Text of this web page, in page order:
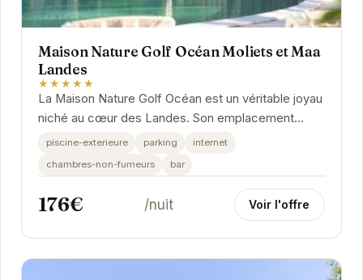
Maison Nature Golf Océan Moliets et Maa
Landes
★★★★★
La Maison Nature Golf Océan est un véritable joyau
niché au cœur des Landes. Son emplacement
privilégié, à proximité des plages et du golf,...
piscine-exterieure parking
internet
chambres-non-fumeurs
bar
176€ /nuit Voir l'offre